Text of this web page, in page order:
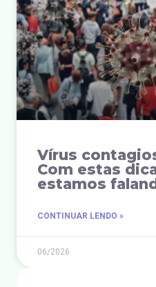
Vírus
Com estas
estamos
CONTINUAR LENDO »
06/2026